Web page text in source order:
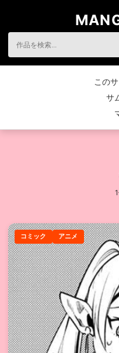
この
サ
コミック アニメ